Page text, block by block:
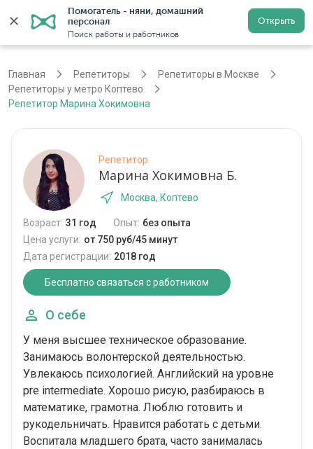
Помогатель - няни, домашний
персонал
Поиск работы и работников
Открыть
Регистрация
Главная Репетиторы
Репетиторы в Москве
Репетиторы у метро Коптево
Репетитор Марина Хокимовна
Репетитор
Марина Хокимовна Б.
Москва, Коптево
Возраст: 31 год Опыт: без опыта
Цена услуги: от 750 руб/45 минут
Дата регистрации: 2018 год
Бесплатно связаться с работником
О себе
У меня высшее техническое образование.
Занимаюсь волонтерской деятельностью.
Увлекаюсь психологией. Английский на уровне
pre intermediate. Хорошо рисую, разбираюсь в
математике, грамотна. Люблю готовить и
рукодельничать. Нравится работать с детьми.
Воспитала младшего брата, часто занималась